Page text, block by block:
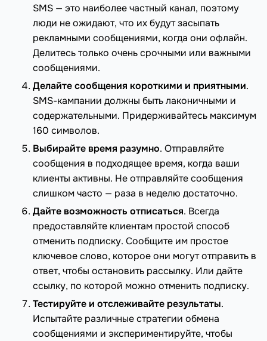
SMS — это наиболее частный канал, поэтому
люди не ожидают, что их будут засыпать
рекламными сообщениями, когда они офлайн.
Делитесь только очень срочными или важными
сообщениями.
Делайте сообщения короткими и приятными.
SMS-кампании должны быть лаконичными и
содержательными. Придерживайтесь максимум
160 символов.
Выбирайте время разумно. Отправляйте
сообщения в подходящее время, когда ваши
клиенты активны. Не отправляйте сообщения
слишком часто — раза в неделю достаточно.
Дайте возможность отписаться. Всегда
предоставляйте клиентам простой способ
отменить подписку. Сообщите им простое
ключевое слово, которое они могут отправить в
ответ, чтобы остановить рассылку. Или дайте
ссылку, по которой можно отменить подписку.
Тестируйте и отслеживайте результаты.
Испытайте различные стратегии обмена
сообщениями и экспериментируйте, чтобы